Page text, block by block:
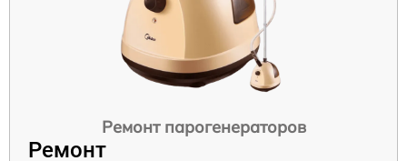
Ремонт парогенераторов
Ремонт